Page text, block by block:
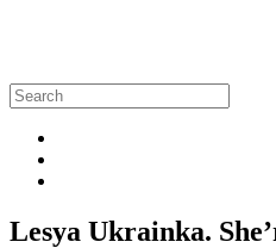
Lesya Ukrainka.